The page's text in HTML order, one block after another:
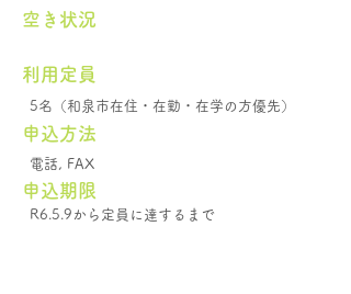
空き状況
​利用定員
5名（和泉市在住・在勤・在学の方優先）
申込方法
電話, FAX
申込期限
R6.5.9から定員に達するまで